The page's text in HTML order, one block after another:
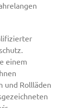
einem
und Rollläden